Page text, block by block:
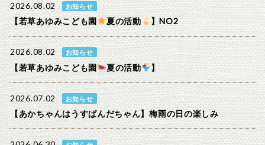
2026.08.02 お知らせ
【若草あゆみこども園 夏の活動 】NO2
2026.08.02 お知らせ
【若草あゆみこども園 夏の活動 】
2026.07.02 お知らせ
【あかちゃんはうすぱんだちゃん】梅雨の日の楽しみ